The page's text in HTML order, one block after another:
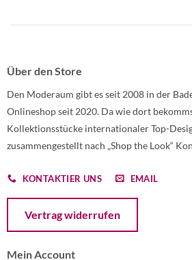
Über den Store
Den Moderaum gibt es seit 2008 in der
Onlineshop seit 2020. Da wie dort
Kollektionsstücke internationaler Top-
zusammengestellt nach „Shop the Look“
KONTAKTIER UNS EMAIL
Vertrag widerrufen
Mein Account